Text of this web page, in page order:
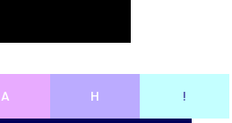
A H !